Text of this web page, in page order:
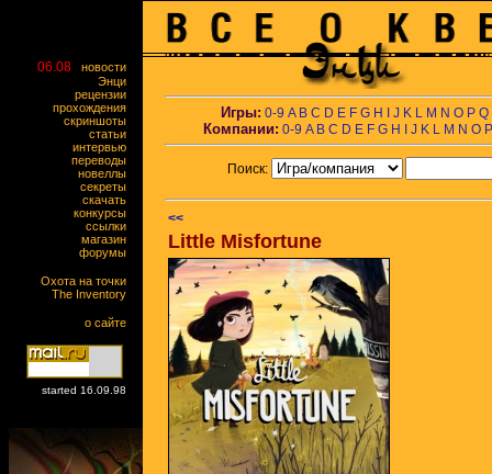
06.08
новости
Энци
рецензии
прохождения
скриншоты
статьи
интервью
переводы
новеллы
секреты
скачать
конкурсы
ссылки
магазин
форумы
Охота на точки
The Inventory
о сайте
started 16.09.98
Игры: 0-9 A B C D E F G H J K L M N O P Q
Компании: 0-9 A B C D E F G H J K L M N O P
Поиск:
<<
Little Misfortune